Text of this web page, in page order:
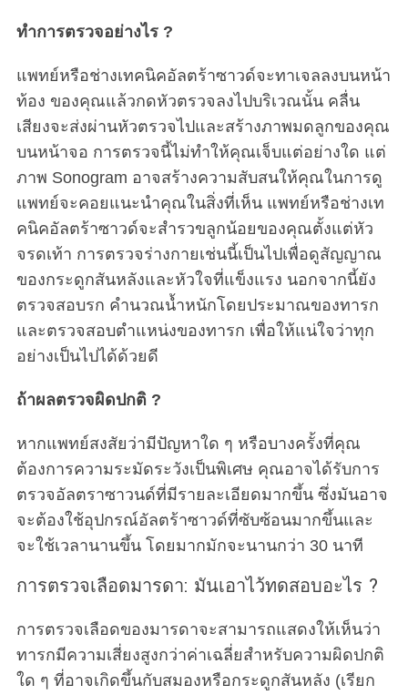
ทำการตรวจอย่างไร ?
แพทย์หรือช่างเทคนิคอัลตร้าซาวด์จะทาเจลลงบนหน้า
ท้อง ของคุณแล้วกดหัวตรวจลงไปบริเวณนั้น คลื่น
เสียงจะส่งผ่านหัวตรวจไปและสร้างภาพมดลูกของคุณ
บนหน้าจอ การตรวจนี้ไม่ทำให้คุณเจ็บแต่อย่างใด แต่
ภาพ Sonogram อาจสร้างความสับสนให้คุณในการดู
แพทย์จะคอยแนะนำคุณในสิ่งที่เห็น แพทย์หรือช่างเท
คนิคอัลตร้าซาวด์จะสำรวขลูกน้อยของคุณตั้งแต่หัว
จรดเท้า การตรวจร่างกายเช่นนี้เป็นไปเพื่อดูสัญญาณ
ของกระดูกสันหลังและหัวใจที่แข็งแรง นอกจากนี้ยัง
ตรวจสอบรก คำนวณน้ำหนักโดยประมาณของทารก
และตรวจสอบตำแหน่งของทารก เพื่อให้แน่ใจว่าทุก
อย่างเป็นไปได้ด้วยดี
ถ้าผลตรวจผิดปกติ ?
หากแพทย์สงสัยว่ามีปัญหาใด ๆ หรือบางครั้งที่คุณ
ต้องการความระมัดระวังเป็นพิเศษ คุณอาจได้รับการ
ตรวจอัลตราซาวนด์ที่มีรายละเอียดมากขึ้น ซึ่งมันอาจ
จะต้องใช้อุปกรณ์อัลตร้าซาวด์ที่ซับซ้อนมากขึ้นและ
จะใช้เวลานานขึ้น โดยมากมักจะนานกว่า 30 นาที
การตรวจเลือดมารดา: มันเอาไว้ทดสอบอะไร ?
การตรวจเลือดของมารดาจะสามารถแสดงให้เห็นว่า
ทารกมีความเสี่ยงสูงกว่าค่าเฉลี่ยสำหรับความผิดปกติ
ใด ๆ ที่อาจเกิดขึ้นกับสมองหรือกระดูกสันหลัง (เรียก